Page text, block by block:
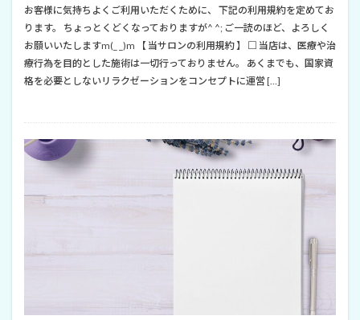
お客様に気持ちよくご利用いただくために、 下記の利用規約を定めてお
ります。 ちょっとくどくなっておりますが^ ^; ご一読のほど、よろしく
お願いいたしますm(_ _)m 【 当サロンの利用規約 】 □ 当店は、医療や治
療行為を目的とした施術は一切行っておりません。 あくまでも、国家資
格を必要としないリラクゼーションをコンセプトに運営 […]